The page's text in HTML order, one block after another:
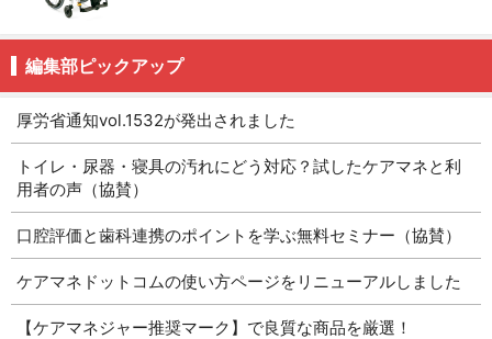
編集部ピックアップ
厚労省通知vol.1532が発出されました
トイレ・尿器・寝具の汚れにどう対応？試したケアマネと利
用者の声（協賛）
口腔評価と歯科連携のポイントを学ぶ無料セミナー（協賛）
ケアマネドットコムの使い方ページをリニューアルしました
【ケアマネジャー推奨マーク】で良質な商品を厳選！